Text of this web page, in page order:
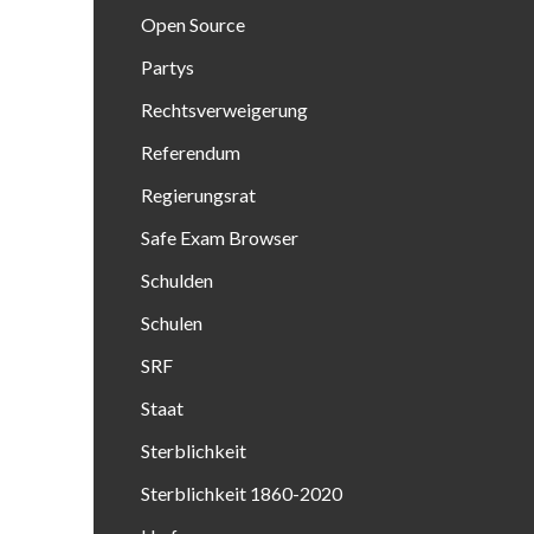
Open Source
Partys
Rechtsverweigerung
Referendum
Regierungsrat
Safe Exam Browser
Schulden
Schulen
SRF
Staat
Sterblichkeit
Sterblichkeit 1860-2020